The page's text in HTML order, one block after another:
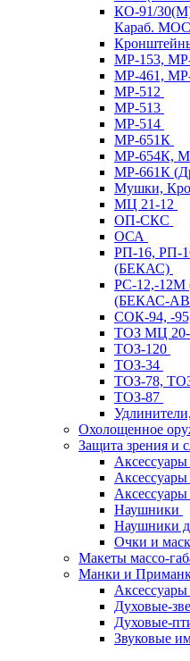
КО-91/
Караб.
МР-153,
МР-461,
МР-512
МР-513
МР-514
МР-651К
МР-654К,
МР-661К
Мушки,
МЦ 21-12
ОП-СКС
ОСА
РП-16, РП-
(БЕКАС)
РС-12,-12М
(БЕКАС-
СОК-94, -
ТОЗ МЦ 20-
ТОЗ-120
ТОЗ-34
ТОЗ-78,
ТОЗ-87
Охолощенное
Защита зрения и
Аксессуары
Аксессуары
Наушники
Наушники
Очки и
Макеты массо-
Манки и
Аксессуары
Духовые-
Духовые-
Звуковые